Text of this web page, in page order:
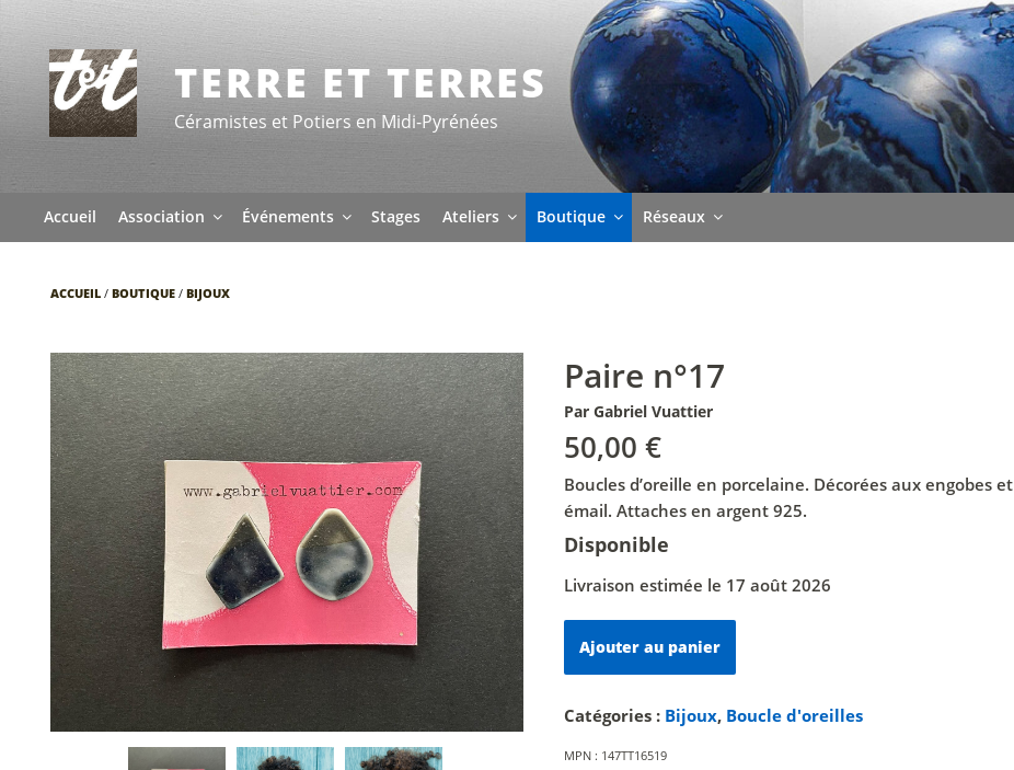
contenu
principal
TERRE ET TERRES
Céramistes et Potiers en Midi-Pyrénées
Accueil Association Événements Stages Ateliers Boutique Réseaux
ACCUEIL / BOUTIQUE / BIJOUX
Paire n°17
Par Gabriel Vuattier
50,00 €
Boucles d’oreille en porcelaine. Décorées aux engobes et
émail. Attaches en argent 925.
Disponible
Livraison estimée le 17 août 2026
de
n°17
Ajouter au panier
Catégories : Bijoux, Boucle d'oreilles
MPN : 147TT16519